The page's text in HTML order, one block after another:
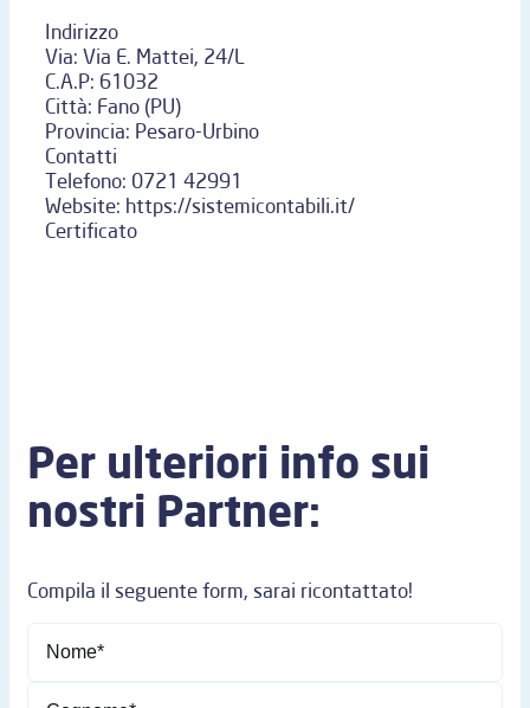
Indirizzo
Via: Via E. Mattei, 24/L
C.A.P: 61032
Città: Fano (PU)
Provincia: Pesaro-Urbino
Contatti
Telefono: 0721 42991
Website: https://sistemicontabili.it/
Certificato
Per ulteriori info sui
nostri Partner:
Compila il seguente form, sarai ricontattato!